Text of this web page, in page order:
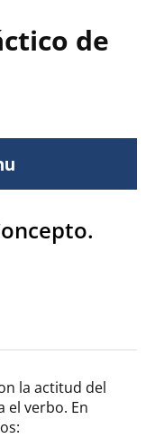
de
la actitud del
el verbo. En